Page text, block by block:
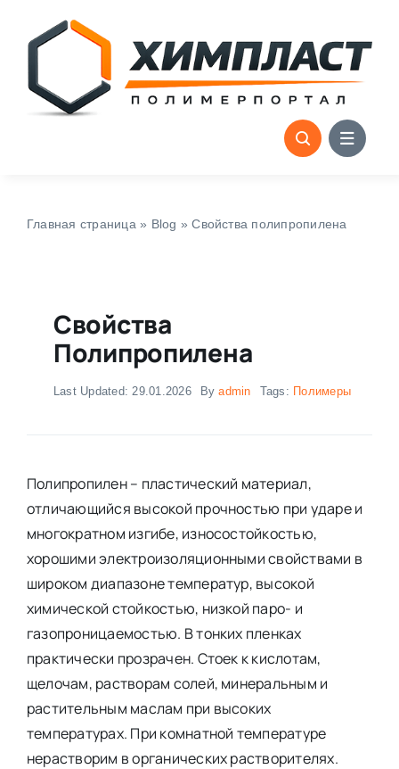
content
Главная страница » Blog »Свойства полипропилена
Свойства
Полипропилена
Last Updated: 29.01.2026 Byadmin Tags: Полимеры
Полипропилен – пластический материал,
отличающийся высокой прочностью при ударе и
многократном изгибе, износостойкостью,
хорошими электроизоляционными свойствами в
широком диапазоне температур, высокой
химической стойкостью, низкой паро- и
газопроницаемостью. В тонких пленках
практически прозрачен. Стоек к кислотам,
щелочам, растворам солей, минеральным и
растительным маслам при высоких
температурах. При комнатной температуре
нерастворим в органических растворителях.